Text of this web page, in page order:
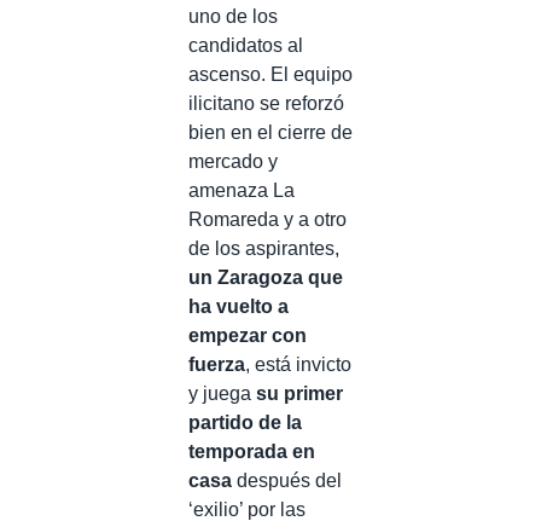
uno de los
candidatos al
ascenso. El equipo
ilicitano se reforzó
bien en el cierre de
mercado y
amenaza La
Romareda y a otro
de los aspirantes,
un Zaragoza que
ha vuelto a
empezar con
fuerza, está invicto
y juega su primer
partido de la
temporada en
casa después del
‘exilio’ por las